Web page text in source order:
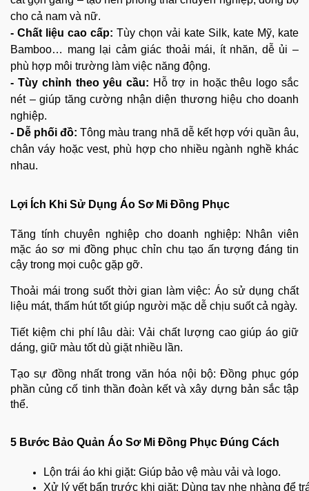
cho cả nam và nữ.
- Chất liệu cao cấp: Tùy chọn vải kate Silk, kate Mỹ, kate
Bamboo… mang lại cảm giác thoải mái, ít nhăn, dễ ủi –
phù hợp môi trường làm việc năng động.
- Tùy chỉnh theo yêu cầu: Hỗ trợ in hoặc thêu logo sắc
nét – giúp tăng cường nhận diện thương hiệu cho doanh
nghiệp.
- Dễ phối đồ: Tông màu trang nhã dễ kết hợp với quần âu,
chân váy hoặc vest, phù hợp cho nhiều ngành nghề khác
nhau.
Lợi Ích Khi Sử Dụng Áo Sơ Mi Đồng Phục
Tăng tính chuyên nghiệp cho doanh nghiệp: Nhân viên
mặc áo sơ mi đồng phục chỉn chu tạo ấn tượng đáng tin
cậy trong mọi cuộc gặp gỡ.
Thoải mái trong suốt thời gian làm việc: Áo sử dụng chất
liệu mát, thấm hút tốt giúp người mặc dễ chịu suốt cả ngày.
Tiết kiệm chi phí lâu dài: Vải chất lượng cao giúp áo giữ
dáng, giữ màu tốt dù giặt nhiều lần.
Tạo sự đồng nhất trong văn hóa nội bộ: Đồng phục góp
phần củng cố tinh thần đoàn kết và xây dựng bản sắc tập
thể.
5 Bước Bảo Quản Áo Sơ Mi Đồng Phục Đúng Cách
Lộn trái áo khi giặt: Giúp bảo vệ màu vải và logo.
Xử lý vết bẩn trước khi giặt: Dùng tay nhẹ nhàng để